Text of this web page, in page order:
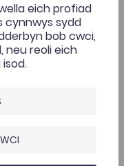
eich profiad
cynnwys sydd
bob cwci,
neu reoli eich